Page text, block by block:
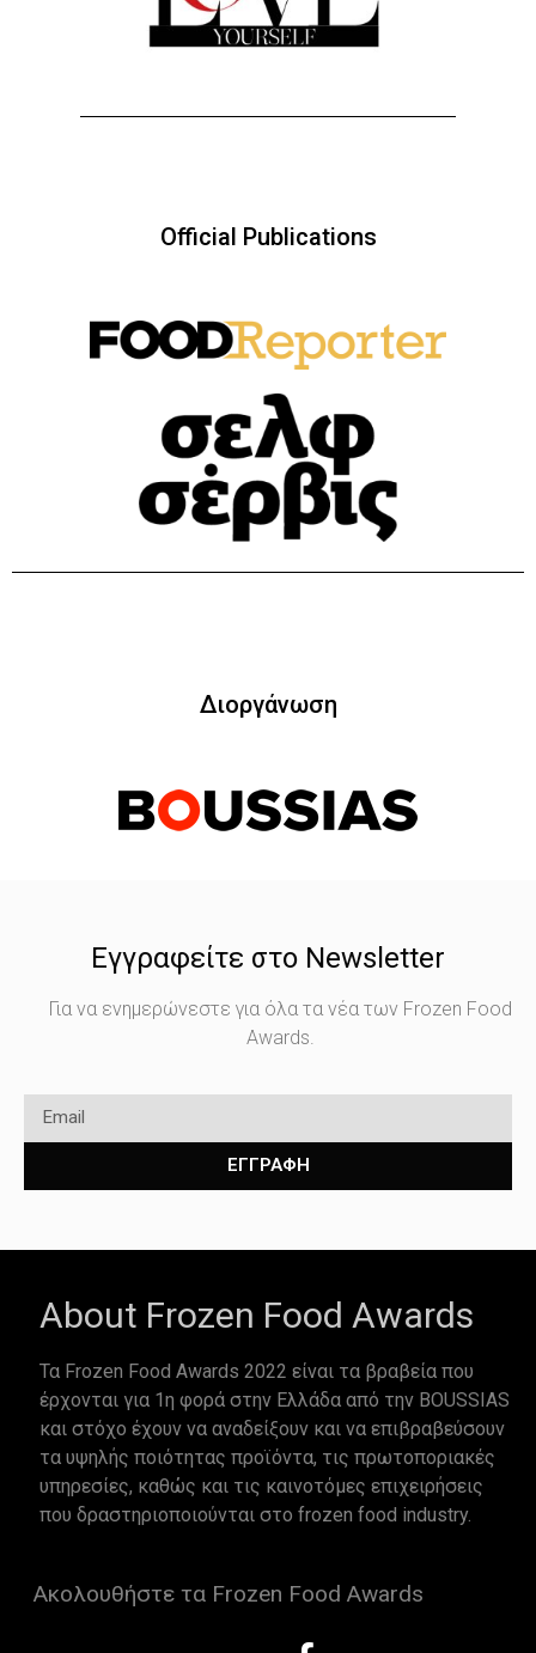
Official Publications
Διοργάνωση
Εγγραφείτε στο Newsletter
Για να ενημερώνεστε για όλα τα νέα των Frozen Food
Awards.
ΕΓΓΡΑΦΗ
About Frozen Food Awards
Τα Frozen Food Awards 2022 είναι τα βραβεία που
έρχονται για 1η φορά στην Ελλάδα από την BOUSSIAS
και στόχο έχουν να αναδείξουν και να επιβραβεύσουν
τα υψηλής ποιότητας προϊόντα, τις πρωτοποριακές
υπηρεσίες, καθώς και τις καινοτόμες επιχειρήσεις
που δραστηριοποιούνται στο frozen food industry.
Ακολουθήστε τα Frozen Food Awards